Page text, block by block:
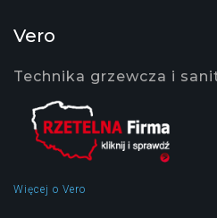
Vero
Technika grzewcza i
Więcej o Vero